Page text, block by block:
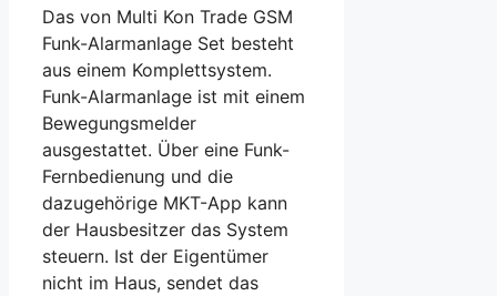
Das von Multi Kon Trade GSM
Funk-Alarmanlage Set besteht
aus einem Komplettsystem.
Funk-Alarmanlage ist mit einem
Bewegungsmelder
ausgestattet. Über eine Funk-
Fernbedienung und die
dazugehörige MKT-App kann
der Hausbesitzer das System
steuern. Ist der Eigentümer
nicht im Haus, sendet das